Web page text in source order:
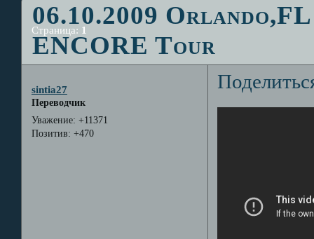
06.10.2009
ENCORE Tour
Страница: 1
sintia27
Переводчик
Уважение: +11371
Позитив: +470